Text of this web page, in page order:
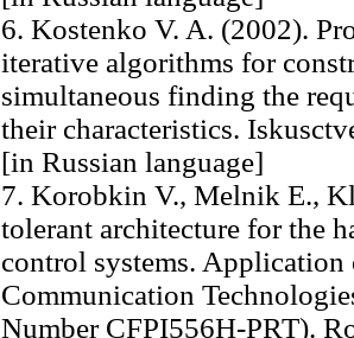
6. Kostenko V. A. (2002).
iterative algorithms for
simultaneous finding the
their characteristics.
[in Russian language]
7. Korobkin V., Melnik E.,
tolerant architecture for the
control systems.
Communication
Number CFPI556H-PRT).